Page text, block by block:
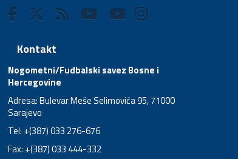
Kontakt
Nogometni/Fudbalski savez Bosne i
Hercegovine
Adresa: Bulevar Meše Selimovića 95, 71000
Sarajevo
Tel: +(387) 033 276-676
Fax: +(387) 033 444-332